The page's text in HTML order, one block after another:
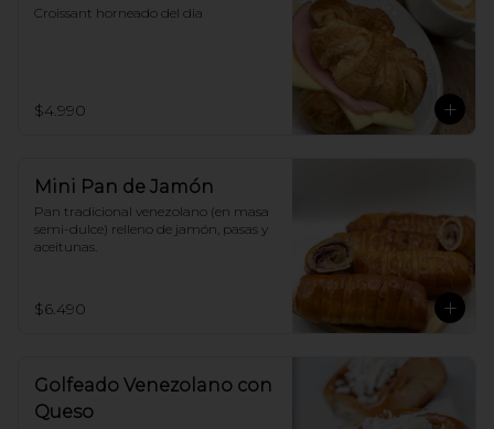
Croissant horneado del dia
$4.990
Mini Pan de Jamón
Pan tradicional venezolano (en masa
semi-dulce) relleno de jamón, pasas y
aceitunas.
$6.490
Golfeado Venezolano con
Queso